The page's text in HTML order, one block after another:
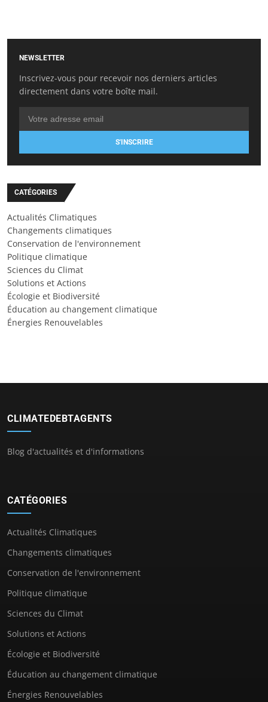
NEWSLETTER
Inscrivez-vous pour recevoir nos derniers articles
directement dans votre boîte mail.
S'INSCRIRE
CATÉGORIES
Actualités Climatiques
Changements climatiques
Conservation de l'environnement
Politique climatique
Sciences du Climat
Solutions et Actions
Écologie et Biodiversité
Éducation au changement climatique
Énergies Renouvelables
CLIMATEDEBTAGENTS
Blog d'actualités et d'informations
CATÉGORIES
Actualités Climatiques
Changements climatiques
Conservation de l'environnement
Politique climatique
Sciences du Climat
Solutions et Actions
Écologie et Biodiversité
Éducation au changement climatique
Énergies Renouvelables